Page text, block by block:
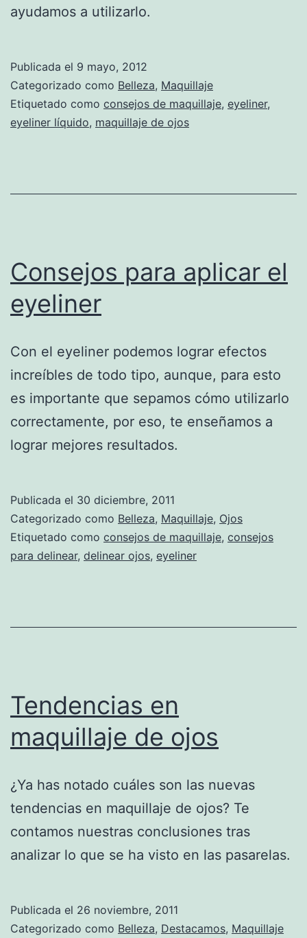
ayudamos a utilizarlo.
Publicada el 9 mayo, 2012
Categorizado como Belleza, Maquillaje
Etiquetado como consejos de maquillaje, eyeliner,
eyeliner líquido, maquillaje de ojos
Consejos para aplicar el
eyeliner
Con el eyeliner podemos lograr efectos
increíbles de todo tipo, aunque, para esto
es importante que sepamos cómo utilizarlo
correctamente, por eso, te enseñamos a
lograr mejores resultados.
Publicada el 30 diciembre, 2011
Categorizado como Belleza, Maquillaje, Ojos
Etiquetado como consejos de maquillaje, consejos
para delinear, delinear ojos, eyeliner
Tendencias en
maquillaje de ojos
¿Ya has notado cuáles son las nuevas
tendencias en maquillaje de ojos? Te
contamos nuestras conclusiones tras
analizar lo que se ha visto en las pasarelas.
Publicada el 26 noviembre, 2011
Categorizado como Belleza, Destacamos, Maquillaje